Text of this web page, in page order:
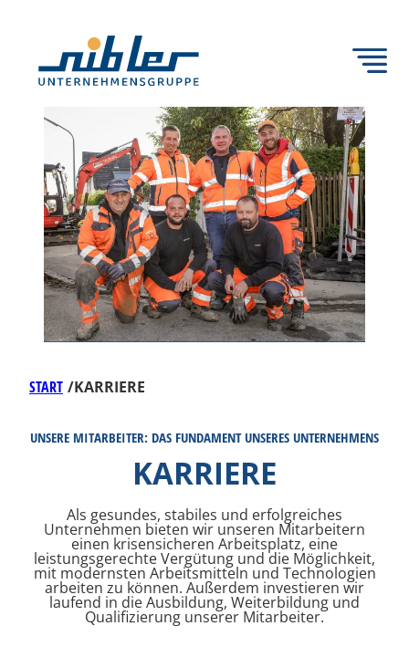
START /KARRIERE
UNSERE MITARBEITER: DAS FUNDAMENT UNSERES UNTERNEHMENS
KARRIERE
Als gesundes, stabiles und erfolgreiches
Unternehmen bieten wir unseren Mitarbeitern
einen krisensicheren Arbeitsplatz, eine
leistungsgerechte Vergütung und die Möglichkeit,
mit modernsten Arbeitsmitteln und Technologien
arbeiten zu können. Außerdem investieren wir
laufend in die Ausbildung, Weiterbildung und
Qualifizierung unserer Mitarbeiter.